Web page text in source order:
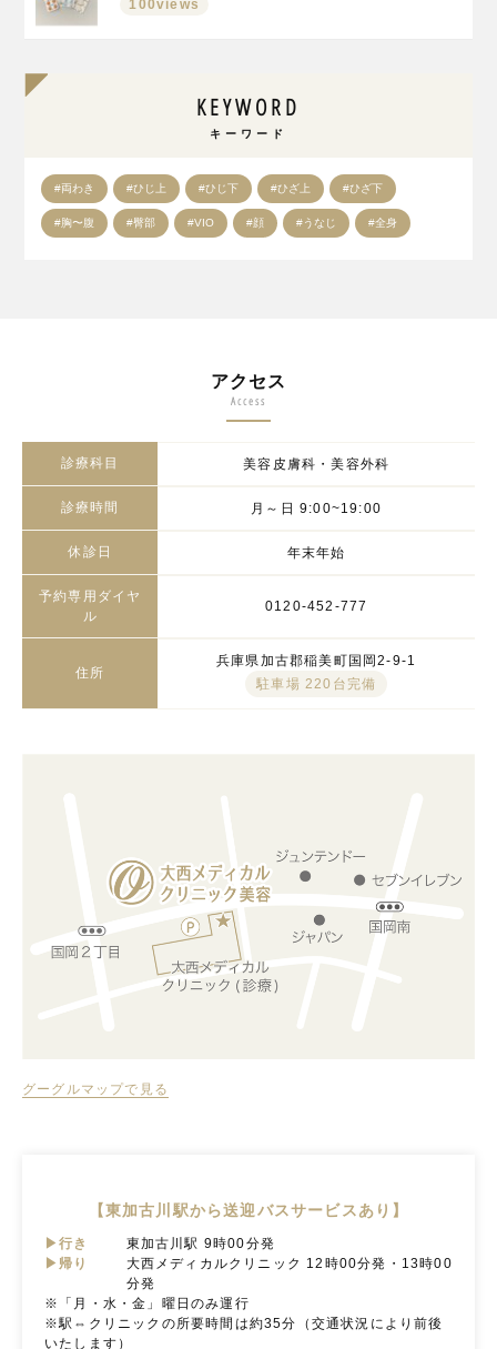
100views
KEYWORD
キーワード
#両わき #ひじ上 #ひじ下 #ひざ上 #ひざ下
#胸〜腹 #臀部 #VIO #顔 #うなじ #全身
アクセス
Access
診療科目 美容皮膚科・美容外科
診療時間 月～日 9:00~19:00
休診日 年末年始
予約専用ダイヤ
ル
0120-452-777
住所
兵庫県加古郡稲美町国岡2-9-1
駐車場 220台完備
グーグルマップで見る
【東加古川駅から送迎バスサービスあり】
▶行き
東加古川駅 9時00分発
▶帰り
大西メディカルクリニック 12時00分発・13時00
分発
※「月・水・金」曜日のみ運行
※駅⇔クリニックの所要時間は約35分（交通状況により前後
いたします）